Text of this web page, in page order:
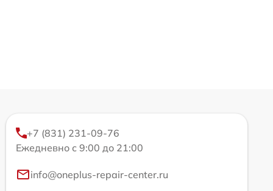
+7 (831) 231-09-76
Ежедневно с 9:00 до 21:00
info@oneplus-repair-center.ru